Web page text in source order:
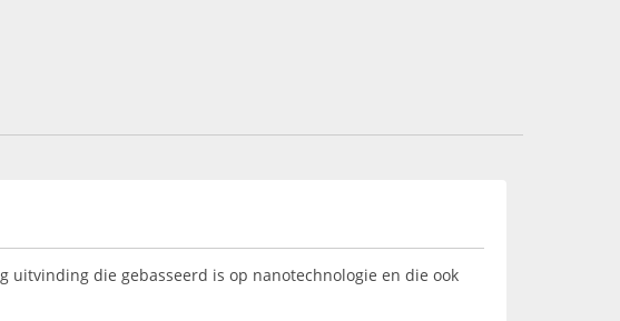
uitvinding die gebasseerd is op nanotechnologie en die ook